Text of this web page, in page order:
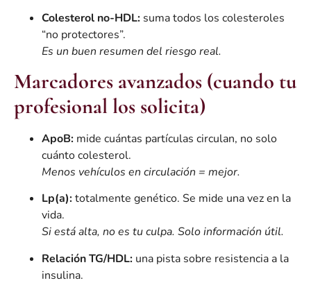
Colesterol no-HDL: suma todos los colesteroles
“no protectores”.
Es un buen resumen del riesgo real.
Marcadores avanzados (cuando tu
profesional los solicita)
ApoB: mide cuántas partículas circulan, no solo
cuánto colesterol.
Menos vehículos en circulación = mejor.
Lp(a):totalmente genético. Se mide una vez en la
vida.
Si está alta, no es tu culpa. Solo información útil.
Relación TG/HDL: una pista sobre resistencia a la
insulina.